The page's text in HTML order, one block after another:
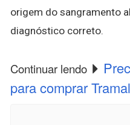
origem do sangramento
diagnóstico correto.
Continuar lendo
para comprar